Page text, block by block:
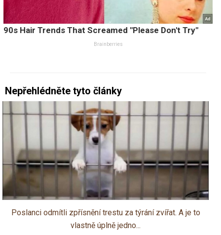
Nepřehlédněte tyto články
Poslanci odmítli zpřísnění trestu za týrání zvířat. A je to
vlastně úplně jedno...